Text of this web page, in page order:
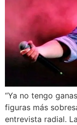
“Ya no tengo
figuras más
entrevista radial.